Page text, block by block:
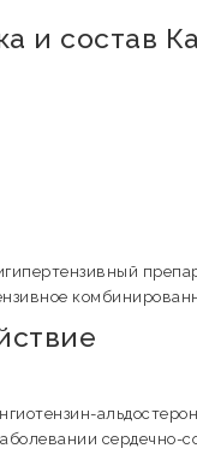
и состав
сердечно-